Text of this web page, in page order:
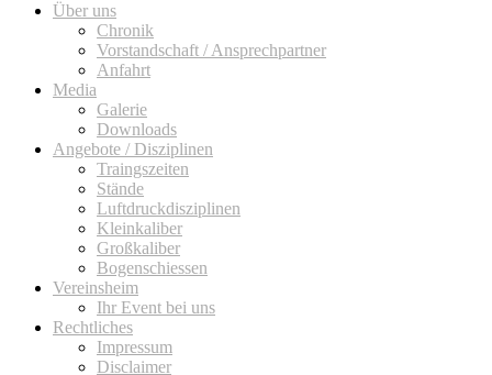
Über uns
Chronik
Vorstandschaft / Ansprechpartner
Anfahrt
Media
Galerie
Downloads
Angebote / Disziplinen
Traingszeiten
Stände
Luftdruckdisziplinen
Kleinkaliber
Großkaliber
Bogenschiessen
Vereinsheim
Ihr Event bei uns
Rechtliches
Impressum
Disclaimer